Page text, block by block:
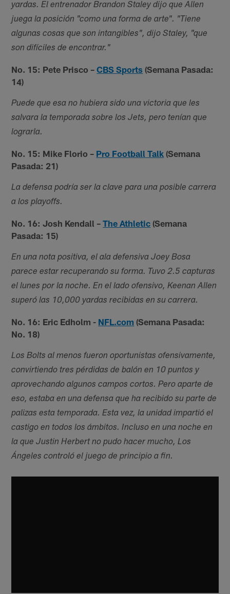
yardas. El entrenador Brandon Staley dijo que Allen
juega la posición "como una forma de arte". "Tiene
algunas cosas que son intangibles", dijo Staley, "que
son difíciles de encontrar."
No. 15: Pete Prisco – CBS Sports (Semana Pasada:
14)
Puede que esa no hubiera sido una victoria que les
salvara la temporada sobre los Jets, pero tenían que
lograrla.
No. 15: Mike Florio – Pro Football Talk (Semana
Pasada: 21)
La defensa podría ser la clave para una posible carrera
a los playoffs.
No. 16: Josh Kendall –The Athletic (Semana
Pasada: 15)
En una nota positiva, el ala defensiva Joey Bosa
parece estar recuperando su forma. Tuvo 2.5 capturas
el lunes por la noche. En el lado ofensivo, Keenan Allen
superó las 10,000 yardas recibidas en su carrera.
No. 16: Eric Edholm - NFL.com (Semana Pasada:
No. 18)
Los Bolts al menos fueron oportunistas ofensivamente,
convirtiendo tres pérdidas de balón en 10 puntos y
aprovechando algunos campos cortos. Pero aparte de
eso, estaba en una defensa que ha recibido su parte de
palizas esta temporada. Esta vez, la unidad impartió el
castigo en todos los ámbitos. Incluso en una noche en
la que Justin Herbert no pudo hacer mucho, Los
Ángeles controló el juego de principio a fin.